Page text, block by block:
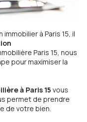
à Paris 15, il
Paris 15, nous
pour maximiser la
à Paris 15 vous
permet de prendre
de votre bien.